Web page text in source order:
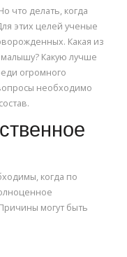
что делать, когда
этих целей ученые
Какая из
Какую лучше
огромного
необходимо
когда по
могут быть